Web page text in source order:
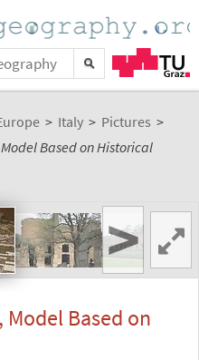
> Italy > Pictures >
Based on Historical
>
Based on